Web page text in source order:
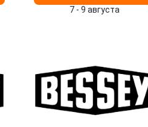
7 - 9 августа